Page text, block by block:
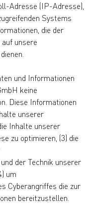
Adresse (IP-Adresse),
Systems
die der
unsere
und Informationen
keine
Diese Informationen
unserer
Inhalte unserer
zu optimieren, (3) die
der Technik unserer
um
Cyberangriffes die zur
bereitzustellen.